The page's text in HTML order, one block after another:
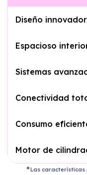
Diseño
Espacioso
Sistemas
Conectividad
Consumo
Motor de
Las características